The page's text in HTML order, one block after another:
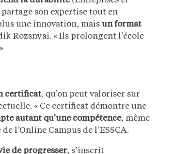
son expertise tout en
une innovation, mais un format
Rozsnyai. « Ils prolongent l’école
certificat, qu’on peut valoriser sur
« Ce certificat démontre une
autant qu’une compétence, même
l’Online Campus de l’ESSCA.
de progresser, s’inscrit